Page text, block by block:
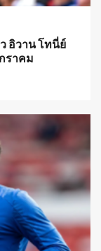
อิวาน โทนี่ย์
ราคม